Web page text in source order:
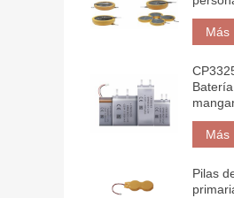
de 3 V
borde,
de
pin.
Más
de 3 V
mAh.
diseño
Más
Pilas